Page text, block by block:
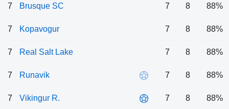
7 Brusque SC 7 8 88%
7 Kopavogur 7 8 88%
7 Real Salt Lake 7 8 88%
7 Runavik 7 8 88%
7 Vikingur R. 7 8 88%